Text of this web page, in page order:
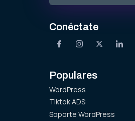
Conéctate
Populares
WordPress
Tiktok ADS
Soporte WordPress